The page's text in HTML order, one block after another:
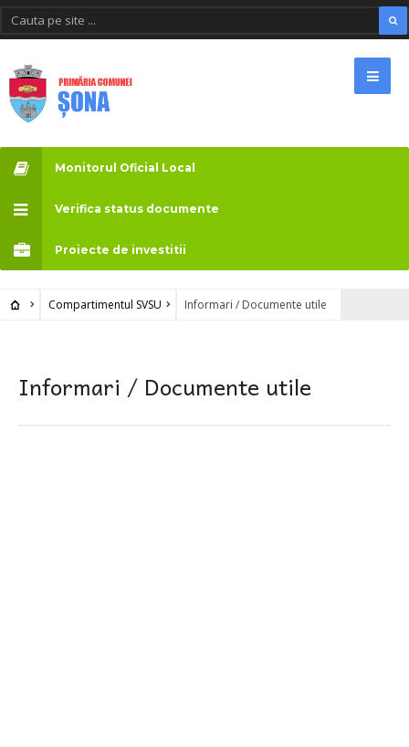
Monitorul Oficial Local
Verifica status documente
Proiecte de investitii
Compartimentul SVSU Informari / Documente utile
Informari / Documente utile